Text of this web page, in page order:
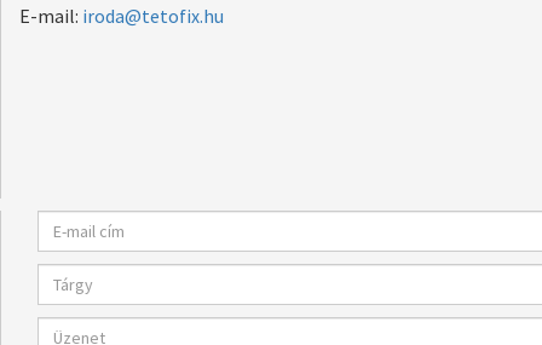
E-mail: iroda@tetofix.hu